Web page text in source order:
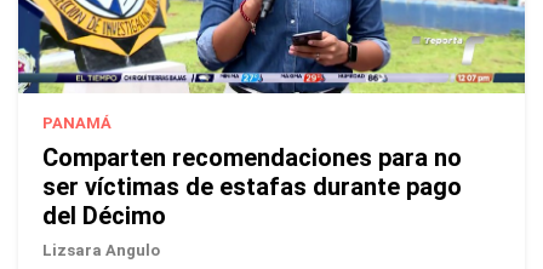
PANAMÁ
Comparten recomendaciones para no
ser víctimas de estafas durante pago
del Décimo
Lizsara Angulo